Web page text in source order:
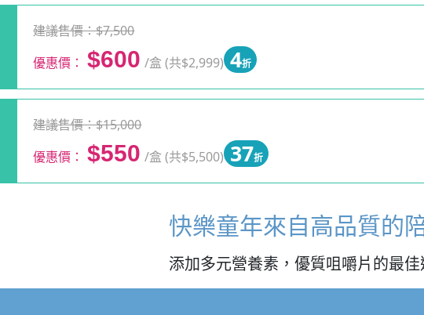
建議售價：$7,500
優惠價： $600 /盒 (共$2,999) 4折
建議售價：$15,000
優惠價： $550 /盒 (共$5,500) 37折
快樂童年來自高品質的
添加多元營養素，優質咀嚼片的最佳